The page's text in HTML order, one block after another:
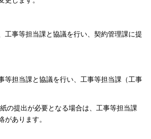
工事等担当課と協議を行い、契約管理課に提
等担当課と協議を行い、工事等担当課（工事
の提出が必要となる場合は、工事等担当課
があります。